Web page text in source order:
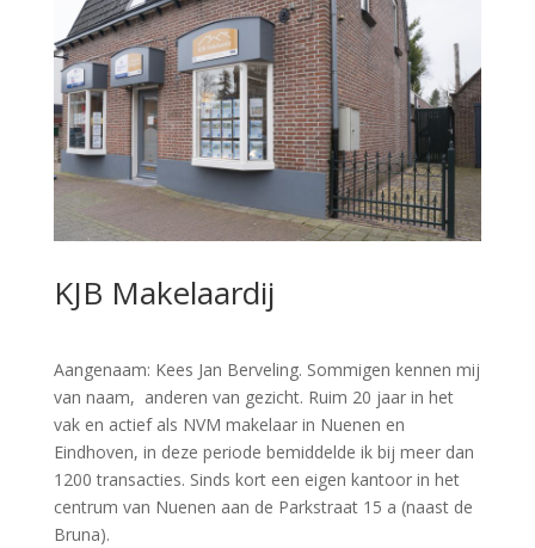
KJB Makelaardij
Aangenaam: Kees Jan Berveling. Sommigen kennen mij
van naam, anderen van gezicht. Ruim 20 jaar in het
vak en actief als NVM makelaar in Nuenen en
Eindhoven, in deze periode bemiddelde ik bij meer dan
1200 transacties. Sinds kort een eigen kantoor in het
centrum van Nuenen aan de Parkstraat 15 a (naast de
Bruna).